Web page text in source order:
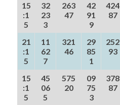
15
:1
5
32
23
3
263
47
42
91
9
424
87
21
:1
5
11
62
7
321
46
29
85
1
252
93
15
:1
5
45
06
5
575
20
09
75
3
378
87